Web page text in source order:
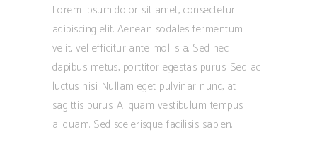
Lorem ipsum dolor sit amet, consectetur
adipiscing elit. Aenean sodales fermentum
velit, vel efficitur ante mollis a. Sed nec
dapibus metus, porttitor egestas purus. Sed ac
luctus nisi. Nullam eget pulvinar nunc, at
sagittis purus. Aliquam vestibulum tempus
aliquam. Sed scelerisque facilisis sapien.